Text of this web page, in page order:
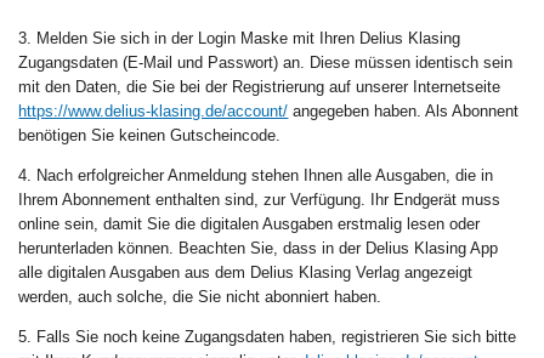
3. Melden Sie sich in der Login Maske mit Ihren Delius Klasing
Zugangsdaten (E-Mail und Passwort) an. Diese müssen identisch sein
mit den Daten, die Sie bei der Registrierung auf unserer Internetseite
https://www.delius-klasing.de/account/ angegeben haben. Als Abonnent
benötigen Sie keinen Gutscheincode.
4. Nach erfolgreicher Anmeldung stehen Ihnen alle Ausgaben, die in
Ihrem Abonnement enthalten sind, zur Verfügung. Ihr Endgerät muss
online sein, damit Sie die digitalen Ausgaben erstmalig lesen oder
herunterladen können. Beachten Sie, dass in der Delius Klasing App
alle digitalen Ausgaben aus dem Delius Klasing Verlag angezeigt
werden, auch solche, die Sie nicht abonniert haben.
5. Falls Sie noch keine Zugangsdaten haben, registrieren Sie sich bitte